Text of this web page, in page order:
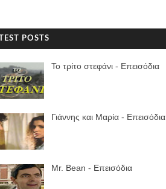
POSTS
Το τρίτο στεφάνι - Επεισόδια
Γιάννης και Μαρία - Επεισόδια
Mr. Bean - Επεισόδια